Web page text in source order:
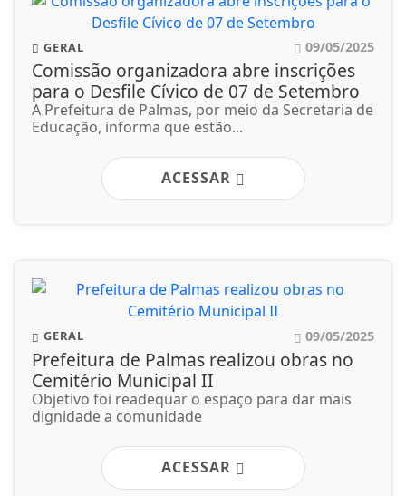
GERAL 09/05/2025
Comissão organizadora abre inscrições
para o Desfile Cívico de 07 de Setembro
A Prefeitura de Palmas, por meio da Secretaria de
Educação, informa que estão...
ACESSAR
GERAL 09/05/2025
Prefeitura de Palmas realizou obras no
Cemitério Municipal II
Objetivo foi readequar o espaço para dar mais
dignidade a comunidade
ACESSAR